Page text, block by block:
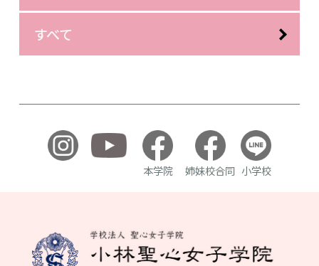
すべて
本学院 姉妹校合同 小学校